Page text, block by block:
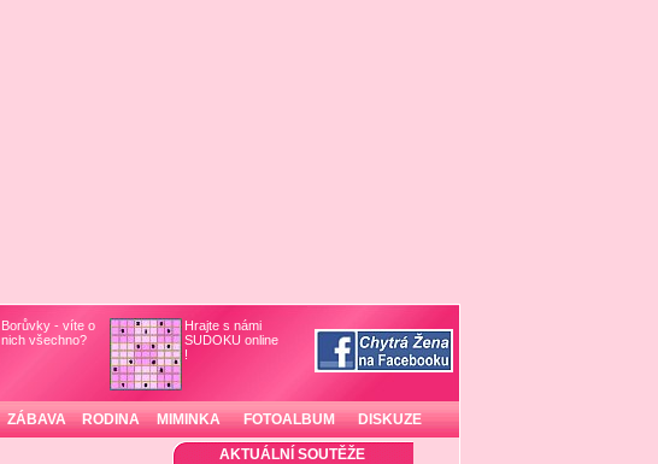
Borůvky - víte o
nich všechno?
Hrajte s námi
SUDOKU online
!
ZÁBAVA RODINA MIMINKA FOTOALBUM DISKUZE
AKTUÁLNÍ SOUTĚŽE